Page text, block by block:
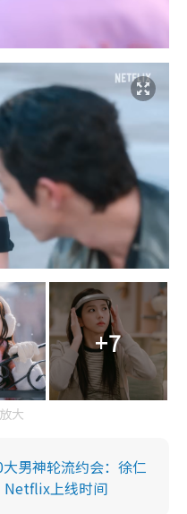
+7
大
男神轮流约会：徐仁
Netflix上线时间